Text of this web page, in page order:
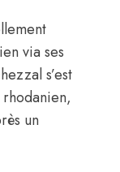
via ses
s’est
un